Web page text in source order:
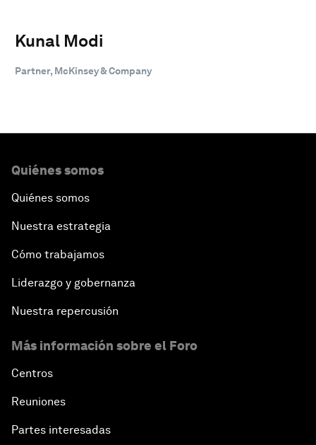
Kunal Modi
Partner, McKinsey & Company
Quiénes somos
Quiénes somos
Nuestra estrategia
Cómo trabajamos
Liderazgo y gobernanza
Nuestra repercusión
Más información sobre el Foro
Centros
Reuniones
Partes interesadas